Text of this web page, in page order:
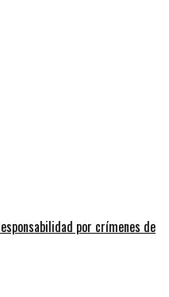
por crímenes de